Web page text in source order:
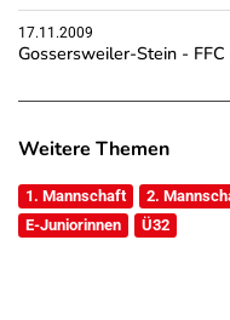
17.11.2009
Gossersweiler-Stein -
Weitere Themen
1. Mannschaft 2.
E-Juniorinnen
Ü32